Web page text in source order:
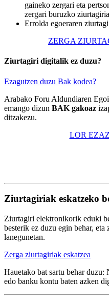
gaineko zergari eta
zergari buruzko
Errolda egoeraren
ZERGA
Ziurtagiri digitalik ez duzu?
Ezagutzen duzu Bak kodea?
Arabako Foru Aldundiaren
emango dizun BAK gakoaz
ditzakezu.
LOR
Ziurtagiriak eskatzeko
Ziurtagiri elektronikorik eduki
besterik ez duzu egin behar,
lanegunetan.
Zerga ziurtagiriak eskatzea
Hauetako bat sartu behar
edo banku kontu baten azken